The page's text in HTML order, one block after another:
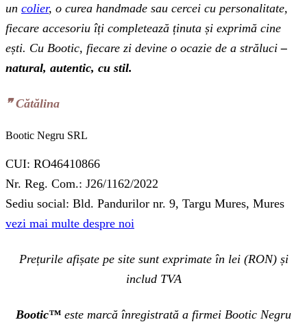
un colier, o curea handmade sau cercei cu personalitate,
fiecare accesoriu îți completează ținuta și exprimă cine
ești. Cu Bootic, fiecare zi devine o ocazie de a străluci –
natural, autentic, cu stil.
❞‬ Cătălina
Bootic Negru SRL
CUI: RO46410866
Nr. Reg. Com.: J26/1162/2022
Sediu social: Bld. Pandurilor nr. 9, Targu Mures, Mures
vezi mai multe despre noi
Prețurile afișate pe site sunt exprimate în lei (RON) și
includ TVA
Bootic™ este marcă înregistrată a firmei Bootic Negru